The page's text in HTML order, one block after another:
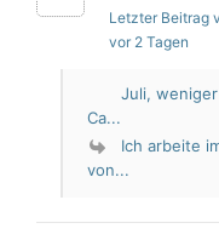
Letzter Beitrag
vor 2 Tagen
Juli,
Ca...
Ich arbeite
von...